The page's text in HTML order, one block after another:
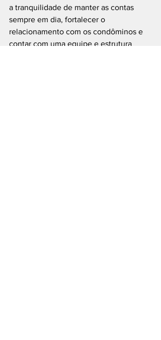
a tranquilidade de manter as contas
sempre em dia, fortalecer o
relacionamento com os condôminos e
contar com uma equipe e estrutura